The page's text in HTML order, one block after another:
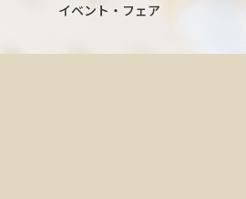
イベント・フェア